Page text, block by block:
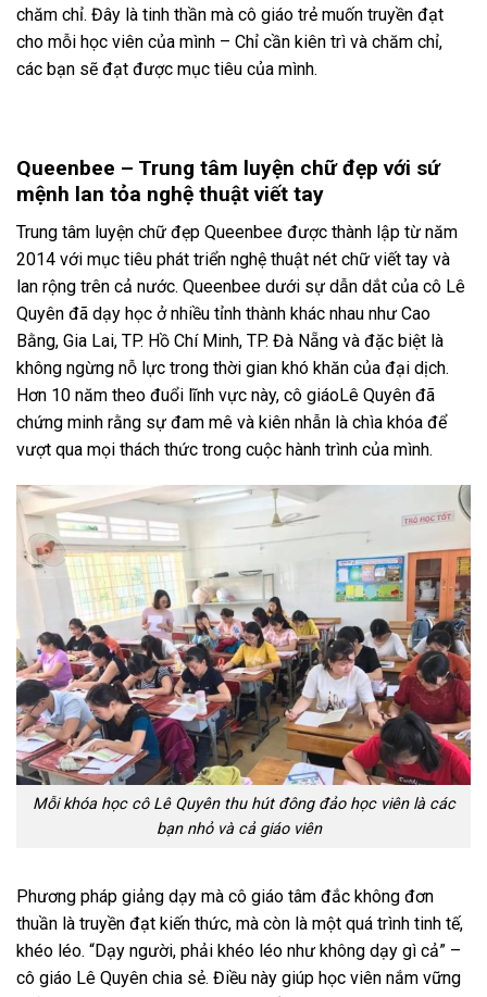
chăm chỉ. Đây là tinh thần mà cô giáo trẻ muốn truyền đạt
cho mỗi học viên của mình – Chỉ cần kiên trì và chăm chỉ,
các bạn sẽ đạt được mục tiêu của mình.
Queenbee – Trung tâm luyện chữ đẹp với sứ
mệnh lan tỏa nghệ thuật viết tay
Trung tâm luyện chữ đẹp Queenbee được thành lập từ năm
2014 với mục tiêu phát triển nghệ thuật nét chữ viết tay và
lan rộng trên cả nước. Queenbee dưới sự dẫn dắt của cô Lê
Quyên đã dạy học ở nhiều tỉnh thành khác nhau như Cao
Bằng, Gia Lai, TP. Hồ Chí Minh, TP. Đà Nẵng và đặc biệt là
không ngừng nỗ lực trong thời gian khó khăn của đại dịch.
Hơn 10 năm theo đuổi lĩnh vực này, cô giáoLê Quyên đã
chứng minh rằng sự đam mê và kiên nhẫn là chìa khóa để
vượt qua mọi thách thức trong cuộc hành trình của mình.
Mỗi khóa học cô Lê Quyên thu hút đông đảo học viên là các
bạn nhỏ và cả giáo viên
Phương pháp giảng dạy mà cô giáo tâm đắc không đơn
thuần là truyền đạt kiến thức, mà còn là một quá trình tinh tế,
khéo léo. “Dạy người, phải khéo léo như không dạy gì cả” –
cô giáo Lê Quyên chia sẻ. Điều này giúp học viên nắm vững